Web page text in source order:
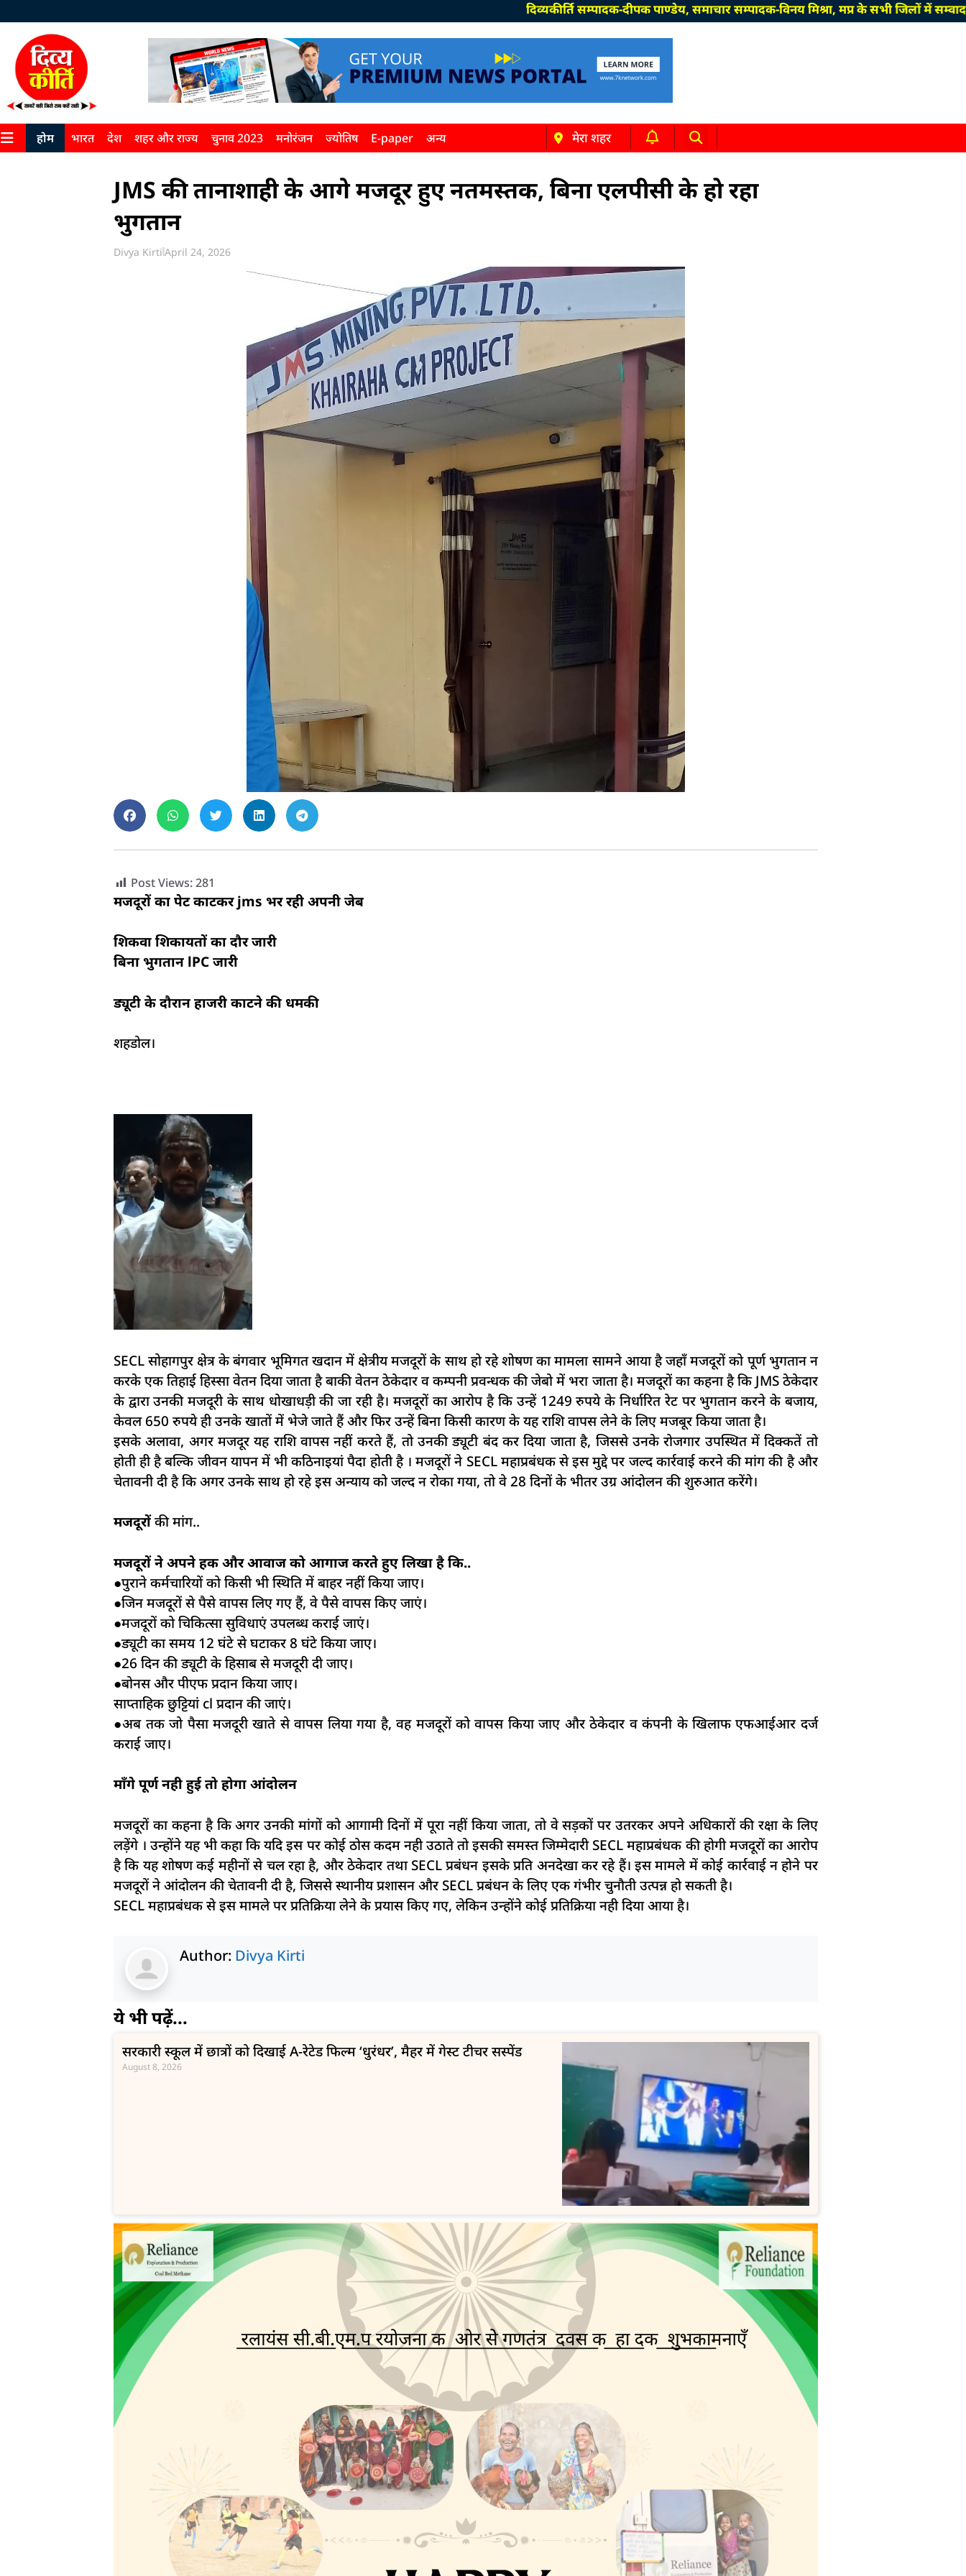
दिव्यकीर्ति सम्पादक-दीपक पाण्डेय, समाचार सम्पादक-विनय मिश्रा, मप्र के सभी जिलों में
होम भारत देश शहर और राज्य चुनाव 2023 मनोरंजन ज्योतिष E-paper अन्य मेरा शहर
JMS की तानाशाही के आगे मजदूर हुए नतमस्तक, बिना एलपीसी के हो रहा
भुगतान
Divya Kirti April 24, 2026
Post Views:281
मजदूरों का पेट काटकर jms भर रही अपनी जेब
शिकवा शिकायतों का दौर जारी
बिना भुगतान lPC जारी
ड्यूटी के दौरान हाजरी काटने की धमकी
शहडोल।
SECL सोहागपुर क्षेत्र के बंगवार भूमिगत खदान में क्षेत्रीय मजदूरों के साथ हो रहे शोषण का मामला सामने आया है जहाँ मजदूरों को पूर्ण भुगतान न
करके एक तिहाई हिस्सा वेतन दिया जाता है बाकी वेतन ठेकेदार व कम्पनी प्रवन्धक की जेबो में भरा जाता है। मजदूरों का कहना है कि JMS ठेकेदार
के द्वारा उनकी मजदूरी के साथ धोखाधड़ी की जा रही है। मजदूरों का आरोप है कि उन्हें 1249 रुपये के निर्धारित रेट पर भुगतान करने के बजाय,
केवल 650 रुपये ही उनके खातों में भेजे जाते हैं और फिर उन्हें बिना किसी कारण के यह राशि वापस लेने के लिए मजबूर किया जाता है।
इसके अलावा, अगर मजदूर यह राशि वापस नहीं करते हैं, तो उनकी ड्यूटी बंद कर दिया जाता है, जिससे उनके रोजगार उपस्थित में दिक्कतें तो
होती ही है बल्कि जीवन यापन में भी कठिनाइयां पैदा होती है । मजदूरों ने SECL महाप्रबंधक से इस मुद्दे पर जल्द कार्रवाई करने की मांग की है और
चेतावनी दी है कि अगर उनके साथ हो रहे इस अन्याय को जल्द न रोका गया, तो वे 28 दिनों के भीतर उग्र आंदोलन की शुरुआत करेंगे।
मजदूरोंकी मांग..
मजदूरों ने अपने हक और आवाज को आगाज करते हुए लिखा है कि..
●पुराने कर्मचारियों को किसी भी स्थिति में बाहर नहीं किया जाए।
●जिन मजदूरों से पैसे वापस लिए गए हैं, वे पैसे वापस किए जाएं।
●मजदूरों को चिकित्सा सुविधाएं उपलब्ध कराई जाएं।
●ड्यूटी का समय 12 घंटे से घटाकर 8 घंटे किया जाए।
●26 दिन की ड्यूटी के हिसाब से मजदूरी दी जाए।
●बोनस और पीएफ प्रदान किया जाए।
साप्ताहिक छुट्टियां cl प्रदान की जाएं।
●अब तक जो पैसा मजदूरी खाते से वापस लिया गया है, वह मजदूरों को वापस किया जाए और ठेकेदार व कंपनी के खिलाफ एफआईआर दर्ज
कराई जाए।
माँगे पूर्ण नही हुई तो होगा आंदोलन
मजदूरों का कहना है कि अगर उनकी मांगों को आगामी दिनों में पूरा नहीं किया जाता, तो वे सड़कों पर उतरकर अपने अधिकारों की रक्षा के लिए
लड़ेंगे । उन्होंने यह भी कहा कि यदि इस पर कोई ठोस कदम नही उठाते तो इसकी समस्त जिम्मेदारी SECL महाप्रबंधक की होगी मजदूरों का आरोप
है कि यह शोषण कई महीनों से चल रहा है, और ठेकेदार तथा SECL प्रबंधन इसके प्रति अनदेखा कर रहे हैं। इस मामले में कोई कार्रवाई न होने पर
मजदूरों ने आंदोलन की चेतावनी दी है, जिससे स्थानीय प्रशासन और SECL प्रबंधन के लिए एक गंभीर चुनौती उत्पन्न हो सकती है।
SECL महाप्रबंधक से इस मामले पर प्रतिक्रिया लेने के प्रयास किए गए, लेकिन उन्होंने कोई प्रतिक्रिया नही दिया आया है।
Author: Divya Kirti
ये भी पढ़ें...
सरकारी स्कूल में छात्रों को दिखाई A-रेटेड फिल्म ‘धुरंधर’, मैहर में गेस्ट टीचर सस्पेंड
August 8, 2026